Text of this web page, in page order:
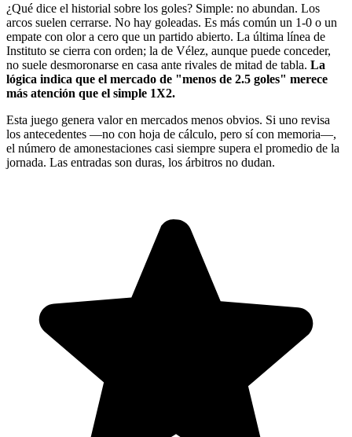
¿Qué dice el historial sobre los goles? Simple: no abundan. Los
arcos suelen cerrarse. No hay goleadas. Es más común un 1-0 o un
empate con olor a cero que un partido abierto. La última línea de
Instituto se cierra con orden; la de Vélez, aunque puede conceder,
no suele desmoronarse en casa ante rivales de mitad de tabla. La
lógica indica que el mercado de "menos de 2.5 goles" merece
más atención que el simple 1X2.
Esta juego genera valor en mercados menos obvios. Si uno revisa
los antecedentes —no con hoja de cálculo, pero sí con memoria—,
el número de amonestaciones casi siempre supera el promedio de la
jornada. Las entradas son duras, los árbitros no dudan.